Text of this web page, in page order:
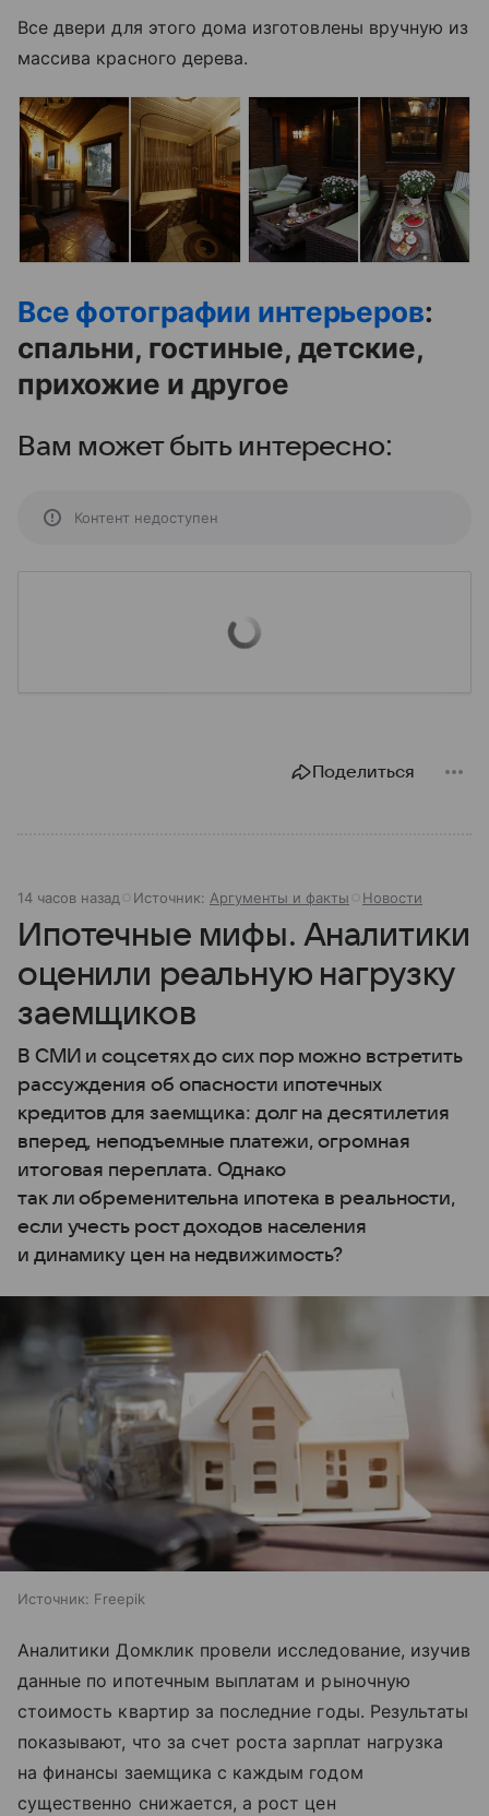
Все двери для этого дома изготовлены вручную из
массива красного дерева.
Все фотографии интерьеров:
спальни, гостиные, детские,
прихожие и другое
Вам может быть интересно:
Контент недоступен
Поделиться
14 часов назад Источник: Аргументы и факты Новости
Ипотечные мифы. Аналитики
оценили реальную нагрузку
заемщиков
В СМИ и соцсетях до сих пор можно встретить
рассуждения об опасности ипотечных
кредитов для заемщика: долг на десятилетия
вперед, неподъемные платежи, огромная
итоговая переплата. Однако
так ли обременительна ипотека в реальности,
если учесть рост доходов населения
и динамику цен на недвижимость?
Источник: Freepik
Аналитики Домклик провели исследование, изучив
данные по ипотечным выплатам и рыночную
стоимость квартир за последние годы. Результаты
показывают, что за счет роста зарплат нагрузка
на финансы заемщика с каждым годом
существенно снижается, а рост цен